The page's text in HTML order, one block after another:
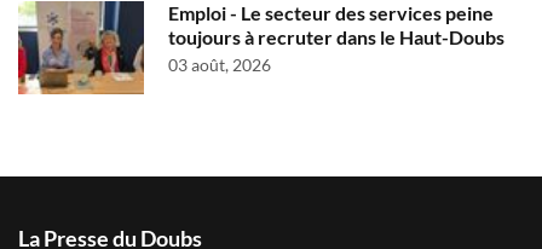
Emploi - Le secteur des services peine
toujours à recruter dans le Haut-Doubs
03 août, 2026
La Presse du Doubs